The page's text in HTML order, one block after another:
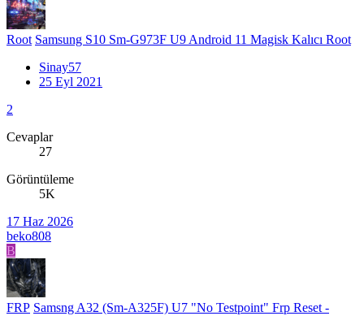
Root Samsung S10 Sm-G973F U9 Android 11 Magisk Kalıcı Root
Sinay57
25 Eyl 2021
2
Cevaplar
27
Görüntüleme
5K
17 Haz 2026
beko808
B
FRP Samsng A32 (Sm-A325F) U7 "No Testpoint" Frp Reset -